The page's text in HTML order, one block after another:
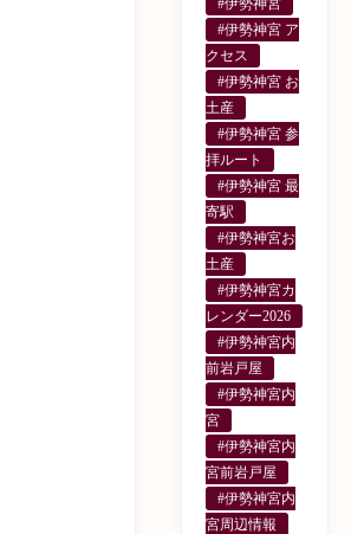
#伊勢神宮 ア
クセス
#伊勢神宮 お
土産
#伊勢神宮 参
拝ルート
#伊勢神宮 最
寄駅
#伊勢神宮お
土産
#伊勢神宮カ
レンダー2026
#伊勢神宮内
前岩戸屋
#伊勢神宮内
宮
#伊勢神宮内
宮前岩戸屋
#伊勢神宮内
宮周辺情報